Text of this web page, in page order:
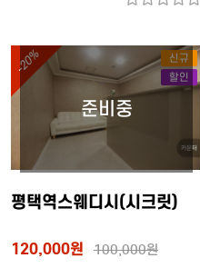
신규
할인
-20%
평택역스웨디시(시크릿)
120,000원 100,000원